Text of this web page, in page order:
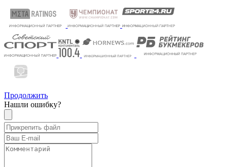
Продолжить
Нашли ошибку?